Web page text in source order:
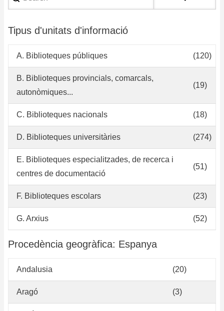
Tipus d'unitats d'informació
A. Biblioteques públiques (120)
B. Biblioteques provincials, comarcals,
autonòmiques...
(19)
C. Biblioteques nacionals (18)
D. Biblioteques universitàries (274)
E. Biblioteques especialitzades, de recerca i
centres de documentació
(51)
F. Biblioteques escolars (23)
G. Arxius (52)
Procedència geogràfica: Espanya
Andalusia (20)
Aragó (3)